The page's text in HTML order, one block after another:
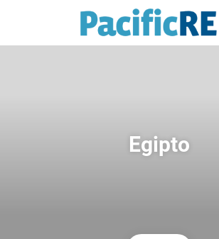
Egipto